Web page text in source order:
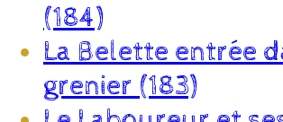
(184)
La Belette entrée
grenier (183)